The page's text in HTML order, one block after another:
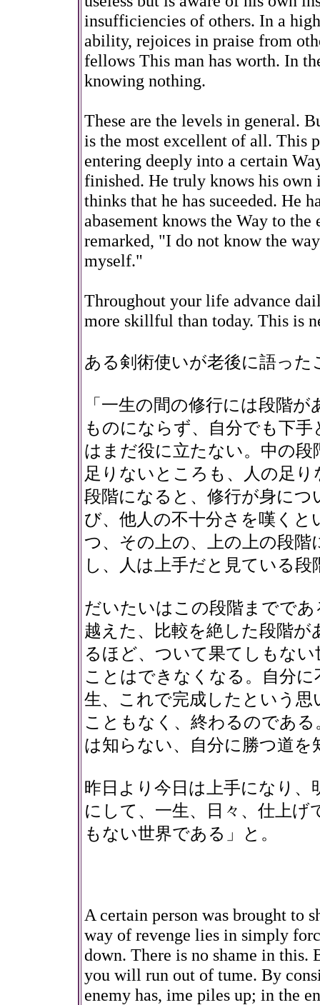
insufficiencies of others. In a
ability, rejoices in praise from
fellows This man has worth. In
knowing nothing.
These are the levels in general.
is the most excellent of all. This
entering deeply into a certain
finished. He truly knows his
thinks that he has suceeded. He
abasement knows the Way to
remarked, "I do not know the
myself."
Throughout your life advance
more skillful than today. This is
ある剣術使いが老後に語った
「一生の間の修行には段階
ものにならず、自分でも下
はまだ役に立たない。中の
足りないところも、人の足
段階になると、修行が身に
び、他人の不十分さを嘆く
つ、その上の、上の上の段
し、人は上手だと見ている段
だいたいはこの段階までで
越えた、比較を絶した段階
るほど、ついて果てしもな
ことはできなくなる。自分
生、これで完成したという
こともなく、終わるのであ
は知らない、自分に勝つ道
昨日より今日は上手になり
にして、一生、日々、仕上
もない世界である」と。
A certain person was brought to
way of revenge lies in simply
down. There is no shame in
you will run out of tume. By
enemy has, ime piles up; in the